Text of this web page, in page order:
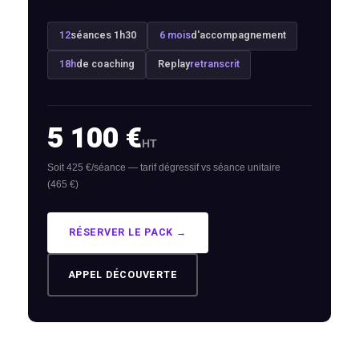
sur-mesure
digitale
d’action
mesure
long terme
12séances 1h30 6 moisd'accompagnement
18hde coaching Replayretranscrit
5 100 €HT
Soit 425 €/séance — tarif dégressif vs séance unitaire
(465 €)
RÉSERVER LE PACK →
APPEL DÉCOUVERTE